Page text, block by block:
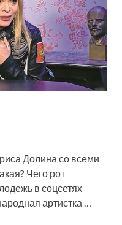
Долина со всеми
Чего рот
в соцсетях
артистка …